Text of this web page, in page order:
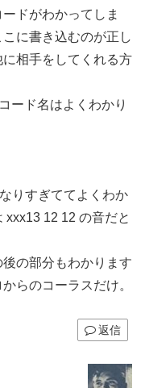
ドがわかってしま
に書き込むのが正し
相手をしてくれる方
ード名はよくわかり
りすぎててよくわか
xxx13 12 12 の音だと
の部分もわかります
らのコーラスだけ。
返信